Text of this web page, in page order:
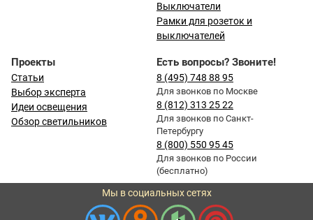
Выключатели
Рамки для розеток и
выключателей
Проекты
Статьи
Выбор эксперта
Идеи освещения
Обзор светильников
Есть вопросы? Звоните!
8 (495) 748 88 95
Для звонков по Москве
8 (812) 313 25 22
Для звонков по Санкт-
Петербургу
8 (800) 550 95 45
Для звонков по России
(бесплатно)
Мы в социальных сетях